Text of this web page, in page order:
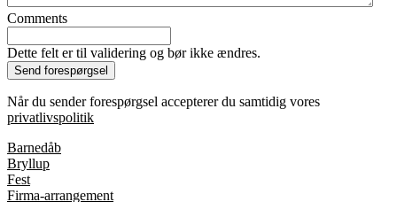
Comments
Dette felt er til validering og bør ikke ændres.
Når du sender forespørgsel accepterer du samtidig vores
privatlivspolitik
Barnedåb
Bryllup
Fest
Firma-arrangement